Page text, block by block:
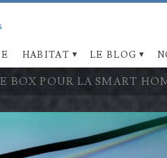
HABITAT LE BLOG
BOX POUR LA SMART